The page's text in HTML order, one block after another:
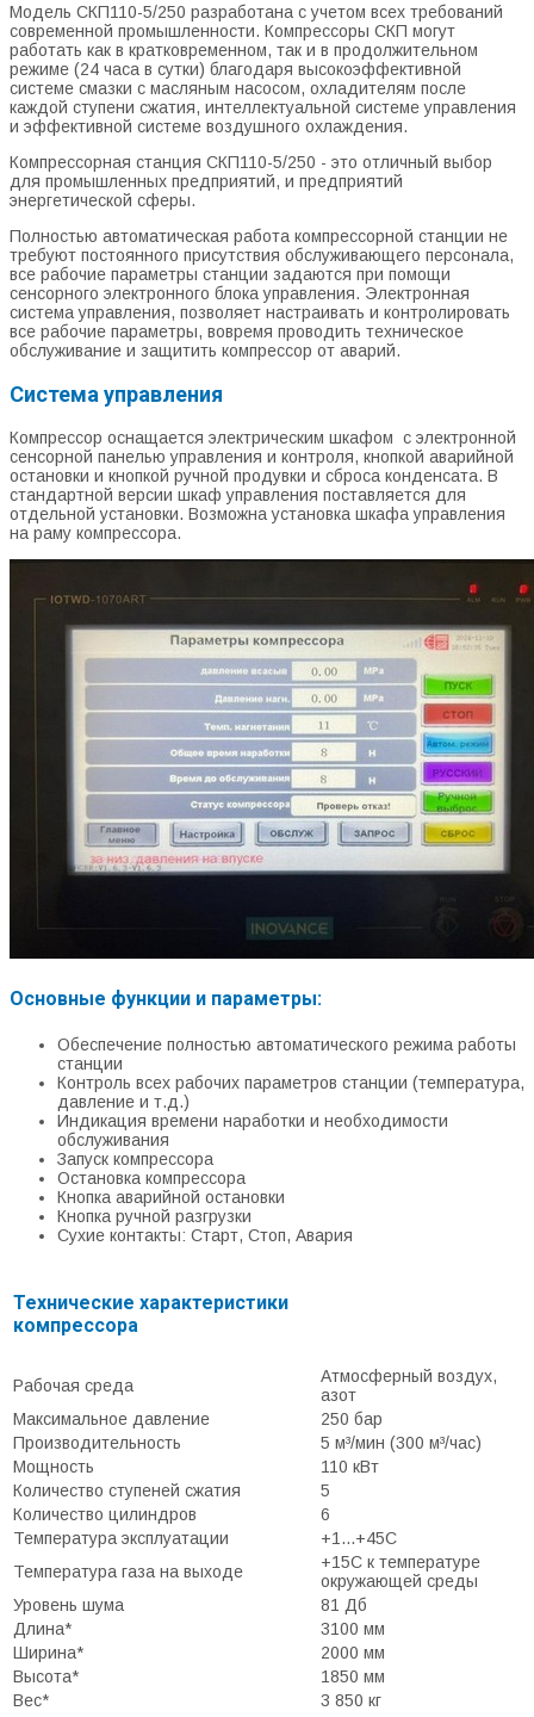
Модель СКП110-5/250 разработана с учетом всех требований
современной промышленности. Компрессоры СКП могут
работать как в кратковременном, так и в продолжительном
режиме (24 часа в сутки) благодаря высокоэффективной
системе смазки с масляным насосом, охладителям после
каждой ступени сжатия, интеллектуальной системе управления
и эффективной системе воздушного охлаждения.
Компрессорная станция СКП110-5/250 - это отличный выбор
для промышленных предприятий, и предприятий
энергетической сферы.
Полностью автоматическая работа компрессорной станции не
требуют постоянного присутствия обслуживающего персонала,
все рабочие параметры станции задаются при помощи
сенсорного электронного блока управления. Электронная
система управления, позволяет настраивать и контролировать
все рабочие параметры, вовремя проводить техническое
обслуживание и защитить компрессор от аварий.
Система управления
Компрессор оснащается электрическим шкафом с электронной
сенсорной панелью управления и контроля, кнопкой аварийной
остановки и кнопкой ручной продувки и сброса конденсата. В
стандартной версии шкаф управления поставляется для
отдельной установки. Возможна установка шкафа управления
на раму компрессора.
Основные функции и параметры:
Обеспечение полностью автоматического режима работы
станции
Контроль всех рабочих параметров станции (температура,
давление и т.д.)
Индикация времени наработки и необходимости
обслуживания
Запуск компрессора
Остановка компрессора
Кнопка аварийной остановки
Кнопка ручной разгрузки
Сухие контакты: Старт, Стоп, Авария
Технические характеристики
компрессора
Рабочая среда
Атмосферный воздух,
азот
Максимальное давление
250 бар
Производительность
5 м³/мин (300 м³/час)
Мощность
110 кВт
Количество ступеней сжатия
5
Количество цилиндров
6
Температура эксплуатации
+1...+45С
Температура газа на выходе
+15С к температуре
окружающей среды
Уровень шума
81 Дб
Длина*
3100 мм
Ширина*
2000 мм
Высота*
1850 мм
Вес*
3 850 кг